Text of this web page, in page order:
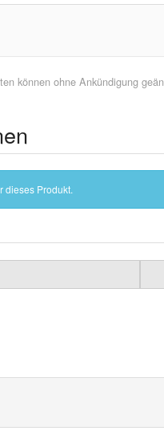
können ohne Ankündigung
dieses Produkt.